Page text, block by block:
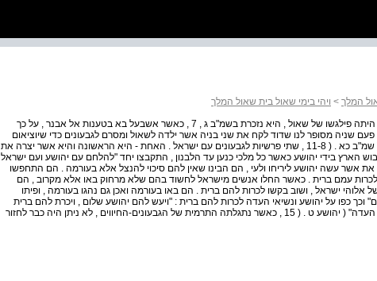
המלך > ויהי בימי שאול בית שאול המלך
רצפה בת איה רצפה בת איה היתה פילגשו של שאול , היא נזכרת בשמ"ב ג , 7 , כאשר אשבעל בא בטענות אל אבנר , על כך
שניה מסופר לנו שדוד לקח את שני בניה אשר ילדה לשאול ומסרם לגבעונים כדי שיוציאום
להורג , כנקמה בשאול וביתו ( שמ"ב כא . ( 11-8 , שתי פרשיות לגבעונים עם ישראל . האחת - היא הראשונה והיא אשר יצרה את
הארץ בידי יהושע כאשר כל מלכי כנען עד הלבנון , התקבצו יחד "להלחם עם יהושע ועם ישראל
את אשר עשה יהושע ליריחו ולעי , הם הבינו שאין להם סיכוי להנצל אלא בעורמה . הם התחפשו
עמם ברית . כאשר החלו אנשים מישראל לחשוד בהם שלא מרחוק באו אלא מקרוב , הם
אלוהי ישראל , ושוב בקשו לכרות להם ברית . הם באו בעורמה ואכן גם נהגו בעורמה , ופיתו
וכך כפו על יהושע ונשיאי העדה לכרות להם ברית : "ויעש להם יהושע שלום , ויכרת להם ברית
לחיותם , וישבעו להם , נשיאי העדה" ( יהושע ט . ( 15 , כאשר נתגלתה התרמית של הגבעונים-החיווים , לא ניתן היה כבר לחזור